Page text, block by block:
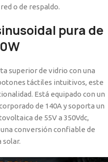
o de respaldo.
pura de
superior de vidrio con una
táctiles intuitivos, este
Está equipado con un
de 140A y soporta un
de 55V a 350Vdc,
conversión confiable de
solar.